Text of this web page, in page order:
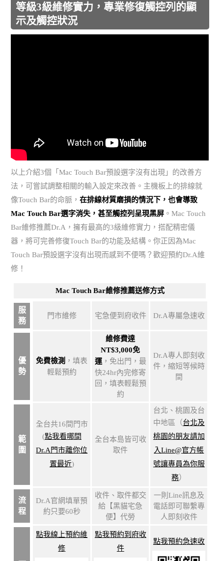
等級3級維修實力，專業修復觸控列的顯
示及觸控狀況
以上介紹3個「Mac Touch Bar預設選字沒有出現」的改善方
法，可嘗試調整相關的輸入設定來改善。主機板上的排線就
像Touch Bar的命脈，在排線材質磨損的情況下，也會導致
Mac Touch Bar選字消失，甚至觸控列呈現黑屏 。Mac Touch
Bar維修推薦Dr.A，擁有最高的3級維修實力，搭配精密儀
器，將可完善修復Touch Bar的功能及結構。你正因為Mac
Touch Bar預設選字沒有出現而感到不便嗎？歡迎預約Dr.A維
修！
Mac Touch Bar維修推薦送修方式
服
務
門市維修 宅急便到府收件 Dr.A專屬急速收
優
勢
免費檢測 ，填表
輕鬆預約
維修費達
NT$3,000免
運，免出門，最
快24hr內完修寄
回，填表輕鬆預
約
Dr.A專人即刻收
件，縮短等候時
間
範
圍
全台共16間門市
(點我看哪間
Dr.A門市離你位
置最近)
全台本島皆可收
取件
台北、桃園及台
中地區（台北及
桃園的朋友請加
入Line@官方帳
號讓專員為你服
務）
流
程
Dr.A官網填單預
約只要60秒
收件、取件都交
給【黑貓宅急
便】代勞
一則Line訊息及
電話即可聯繫專
人即刻收件
點我線上預約維
修
點我預約到府收
件
點我預約急速收